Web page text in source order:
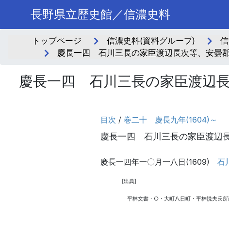
長野県立歴史館／信濃史料
トップページ 信濃史料(資料グループ)
慶長一四 石川三長の家臣渡辺長次等、安曇
慶長一四 石川三長の家臣渡辺